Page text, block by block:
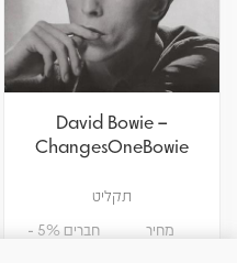
David Bowie –
ChangesOneBowie
תקליט
מחיר חברים 5% -